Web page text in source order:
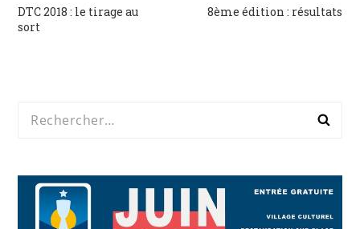
Navigation
DTC 2018 : le tirage au
sort
8ème édition : résultats